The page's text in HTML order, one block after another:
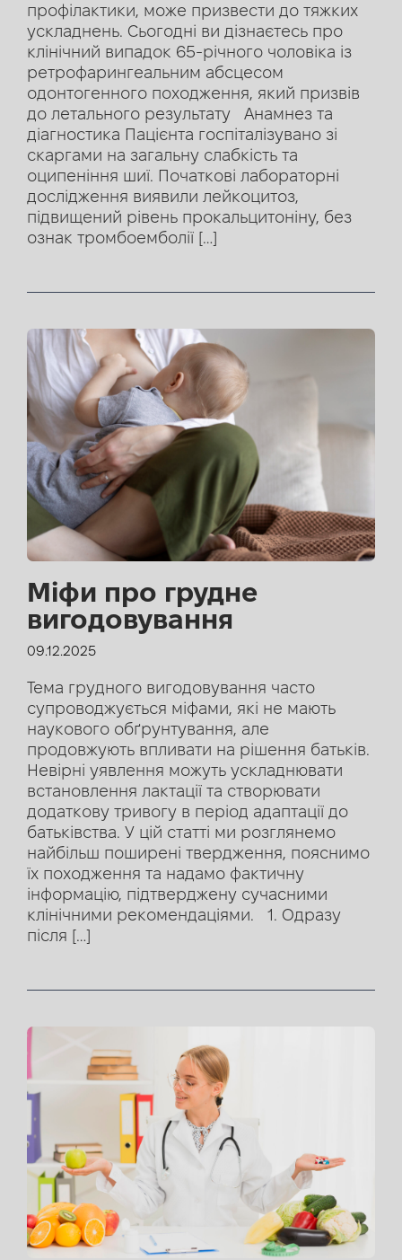
профілактики, може призвести до тяжких
ускладнень. Сьогодні ви дізнаєтесь про
клінічний випадок 65-річного чоловіка із
ретрофарингеальним абсцесом
одонтогенного походження, який призвів
до летального результату Анамнез та
діагностика Пацієнта госпіталізувано зі
скаргами на загальну слабкість та
оципеніння шиї. Початкові лабораторні
дослідження виявили лейкоцитоз,
підвищений рівень прокальцитоніну, без
ознак тромбоемболії […]
Міфи про грудне
вигодовування
09.12.2025
Тема грудного вигодовування часто
супроводжується міфами, які не мають
наукового обґрунтування, але
продовжують впливати на рішення батьків.
Невірні уявлення можуть ускладнювати
встановлення лактації та створювати
додаткову тривогу в період адаптації до
батьківства. У цій статті ми розглянемо
найбільш поширені твердження, пояснимо
їх походження та надамо фактичну
інформацію, підтверджену сучасними
клінічними рекомендаціями. 1. Одразу
після […]